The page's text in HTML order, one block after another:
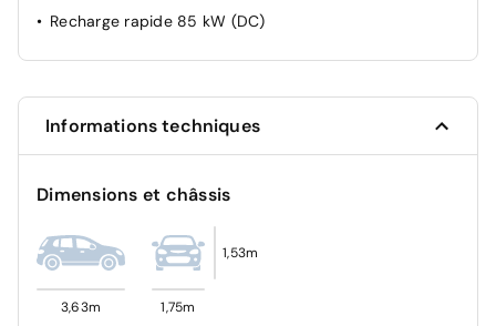
ESP - Contrôle dynamique de stabilité
Recharge rapide 85 kW (DC)
Informations techniques
Dimensions et châssis
3,63m 1,75m
1,53m